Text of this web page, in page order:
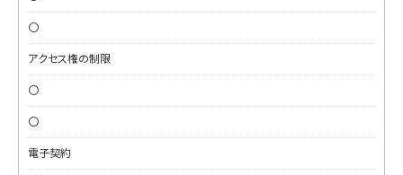
〇
アクセス権の制限
〇
〇
電子契約